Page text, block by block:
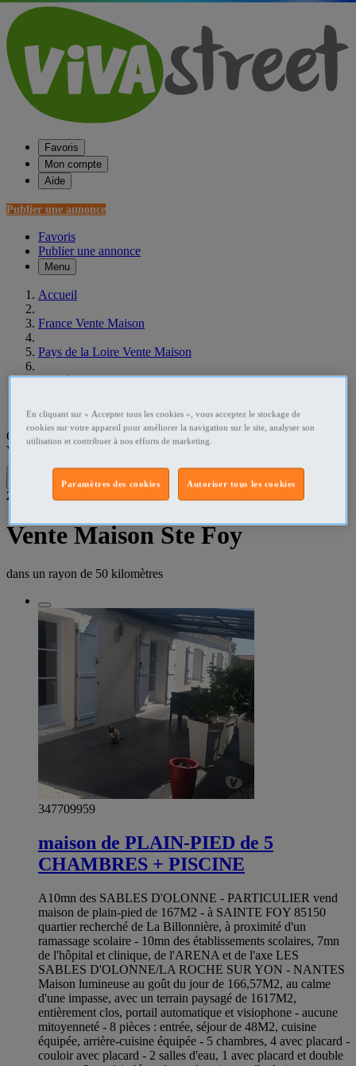
Favoris
Mon compte
Aide
Publier une annonce
Favoris
Publier une annonce
Menu
Accueil
France Vente Maison
Pays de la Loire Vente Maison
Vendée Vente Maison
Ste Foy - 85150 Vente Maison
Que recherchez-vous ?
Vente Maison
2 résultats dans
Vente Maison Ste Foy
dans un rayon de 50 kilomètres
347709959
maison de PLAIN-PIED de 5
CHAMBRES + PISCINE
A10mn des SABLES D'OLONNE - PARTICULIER vend
maison de plain-pied de 167M2 - à SAINTE FOY 85150
quartier recherché de La Billonnière, à proximité d'un
ramassage scolaire - 10mn des établissements scolaires, 7mn
de l'hôpital et clinique, de l'ARENA et de l'axe LES
SABLES D'OLONNE/LA ROCHE SUR YON - NANTES
Maison lumineuse au goût du jour de 166,57M2, au calme
d'une impasse, avec un terrain paysagé de 1617M2,
entièrement clos, portail automatique et visiophone - aucune
mitoyenneté - 8 pièces : entrée, séjour de 48M2, cuisine
équipée, arrière-cuisine équipée - 5 chambres, 4 avec placard -
couloir avec placard - 2 salles d'eau, 1 avec placard et double
En cliquant sur « Accepter tous les cookies », vous acceptez le stockage de
cookies sur votre appareil pour améliorer la navigation sur le site, analyser son
utilisation et contribuer à nos efforts de marketing.
Autoriser tous les cookies
Paramètres des cookies